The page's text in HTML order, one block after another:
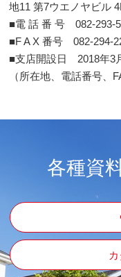
地11 第7ウエノヤビル
■電 話 番 号 082-293-
■F A X 番号 082-294-
■支店開設日 2018年3
（所在地、電話番号、
各種資